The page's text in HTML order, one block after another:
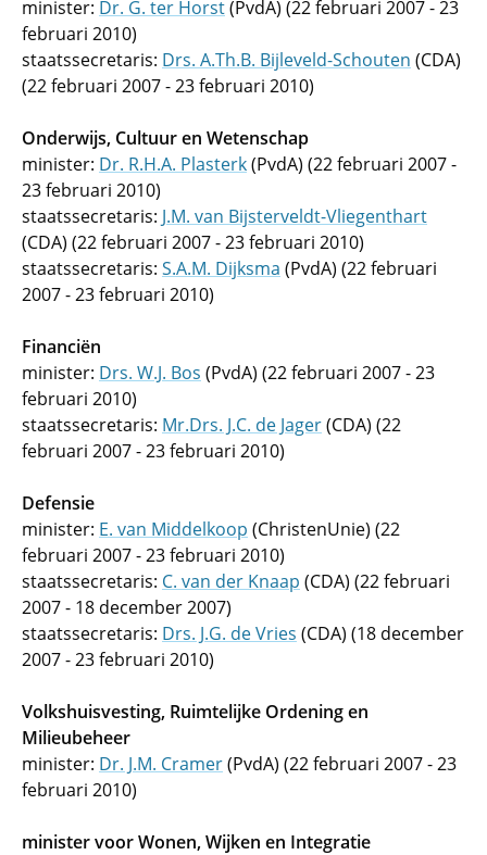
minister: Dr. G. ter Horst(PvdA) (22 februari 2007 - 23
februari 2010)
staatssecretaris: Drs. A.Th.B. Bijleveld-Schouten (CDA)
(22 februari 2007 - 23 februari 2010)
Onderwijs, Cultuur en Wetenschap
minister: Dr. R.H.A. Plasterk(PvdA) (22 februari 2007 -
23 februari 2010)
staatssecretaris: J.M. van Bijsterveldt-Vliegenthart
(CDA) (22 februari 2007 - 23 februari 2010)
staatssecretaris: S.A.M. Dijksma (PvdA) (22 februari
2007 - 23 februari 2010)
Financiën
minister: Drs. W.J. Bos (PvdA) (22 februari 2007 - 23
februari 2010)
staatssecretaris: Mr.Drs. J.C. de Jager(CDA) (22
februari 2007 - 23 februari 2010)
Defensie
minister: E. van Middelkoop (ChristenUnie) (22
februari 2007 - 23 februari 2010)
staatssecretaris: C. van der Knaap (CDA) (22 februari
2007 - 18 december 2007)
staatssecretaris: Drs. J.G. de Vries (CDA) (18 december
2007 - 23 februari 2010)
Volkshuisvesting, Ruimtelijke Ordening en
Milieubeheer
minister: Dr. J.M. Cramer(PvdA) (22 februari 2007 - 23
februari 2010)
minister voor Wonen, Wijken en Integratie